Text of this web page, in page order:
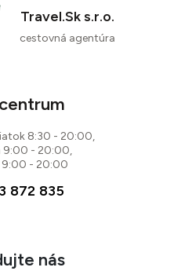
Travel.Sk s.r.o.
cestovná agentúra
8:30 - 20:00,
9:00 - 20:00,
9:00 - 20:00
872 835
nás